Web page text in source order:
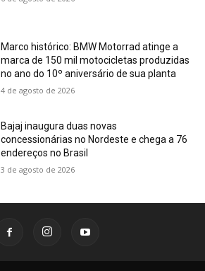
Marco histórico: BMW Motorrad atinge a
marca de 150 mil motocicletas produzidas
no ano do 10º aniversário de sua planta
4 de agosto de 2026
Bajaj inaugura duas novas
concessionárias no Nordeste e chega a 76
endereços no Brasil
3 de agosto de 2026